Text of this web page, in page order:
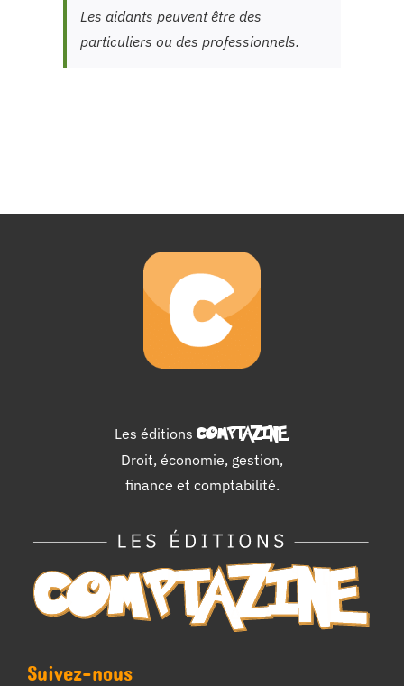
Les aidants peuvent être des
particuliers ou des professionnels.
Les éditions COMPTAZINE.
Droit, économie, gestion,
finance et comptabilité.
Suivez-nous